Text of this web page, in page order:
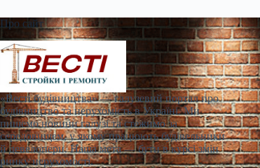
Про сайт
«Весті будівництва» — галузевий портал про
будівництво та нерухомість в Україні. Ми
пишемо новини галузі та стежимо за
середовищем, у якому працюють будівельники
й девелопери. Наша мета — бути в курсі змін
ринку нерухомості.